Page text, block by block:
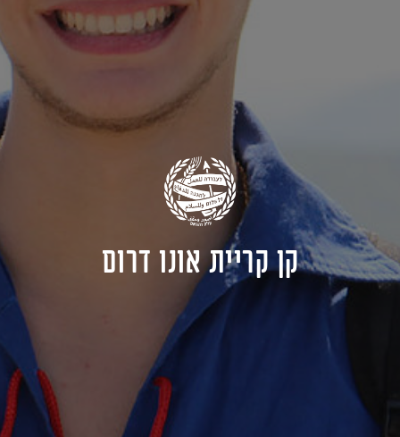
קן קריית אונו דרום